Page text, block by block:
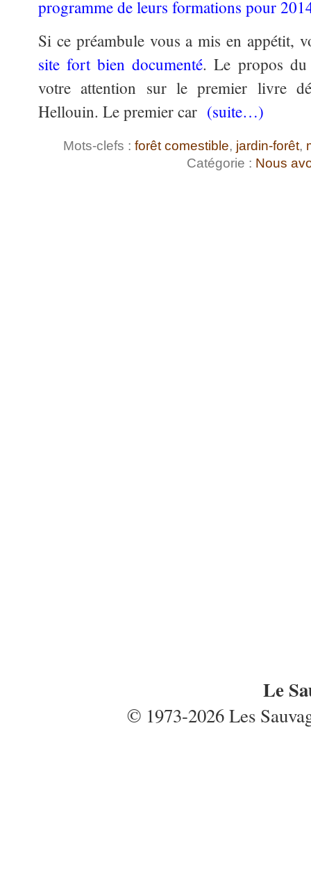
programme de leurs formations pour
Si ce préambule vous a mis en appétit,
site fort bien documenté. Le propos du
votre attention sur le premier livre
Hellouin. Le premier car (suite…)
Mots-clefs : forêt comestible, jardin-forêt,
Catégorie : Nous
Le
© 1973-2026 Les